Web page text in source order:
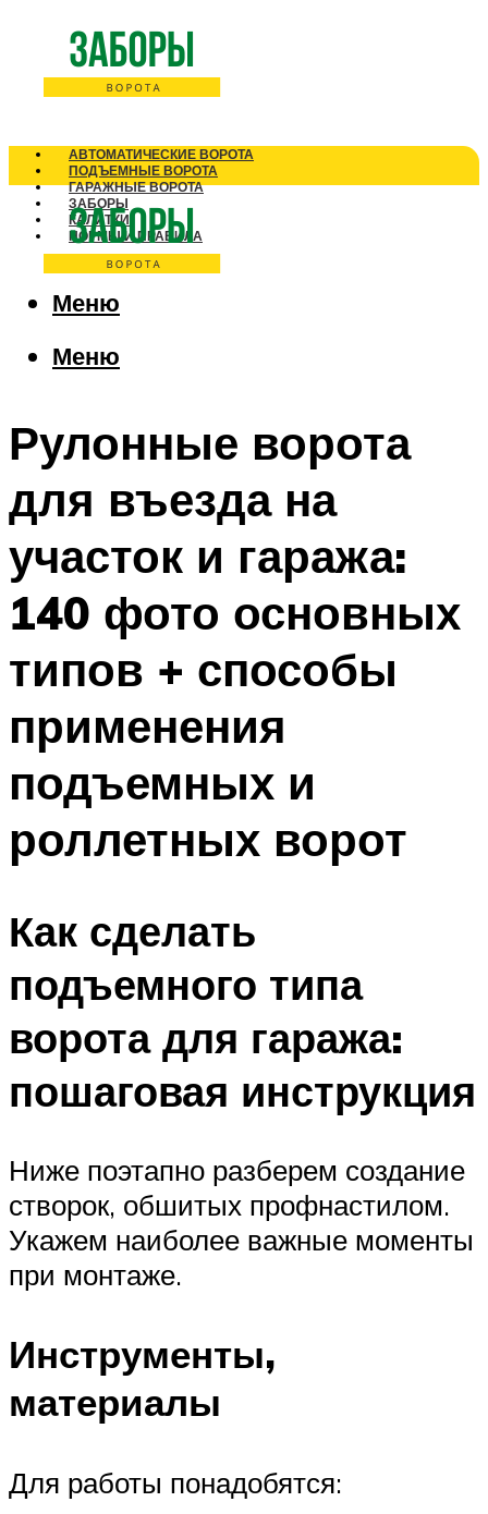
АВТОМАТИЧЕСКИЕ ВОРОТА
ПОДЪЕМНЫЕ ВОРОТА
ГАРАЖНЫЕ ВОРОТА
ЗАБОРЫ
КАЛИТКИ
НОРМЫ И ПРАВИЛА
Меню
Меню
Рулонные ворота
для въезда на
участок и гаража:
140 фото основных
типов + способы
применения
подъемных и
роллетных ворот
Как сделать
подъемного типа
ворота для гаража:
пошаговая инструкция
Ниже поэтапно разберем создание
створок, обшитых профнастилом.
Укажем наиболее важные моменты
при монтаже.
Инструменты,
материалы
Для работы понадобятся: